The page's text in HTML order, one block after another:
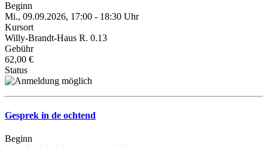
Beginn
Mi., 09.09.2026, 17:00 - 18:30 Uhr
Kursort
Willy-Brandt-Haus R. 0.13
Gebühr
62,00 €
Status
Gesprek in de ochtend
Beginn